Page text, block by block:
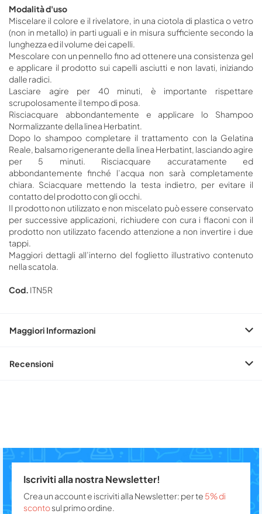
Modalità d'uso
Miscelare il colore e il rivelatore, in una ciotola di plastica o vetro
(non in metallo) in parti uguali e in misura sufficiente secondo la
lunghezza ed il volume dei capelli.
Mescolare con un pennello fino ad ottenere una consistenza gel
e applicare il prodotto sui capelli asciutti e non lavati, iniziando
dalle radici.
Lasciare agire per 40 minuti, è importante rispettare
scrupolosamente il tempo di posa.
Risciacquare abbondantemente e applicare lo Shampoo
Normalizzante della linea Herbatint.
Dopo lo shampoo completare il trattamento con la Gelatina
Reale, balsamo rigenerante della linea Herbatint, lasciando agire
per 5 minuti. Risciacquare accuratamente ed
abbondantemente finché l’acqua non sarà completamente
chiara. Sciacquare mettendo la testa indietro, per evitare il
contatto del prodotto con gli occhi.
Il prodotto non utilizzato e non miscelato può essere conservato
per successive applicazioni, richiudere con cura i flaconi con il
prodotto non utilizzato facendo attenzione a non invertire i due
tappi.
Maggiori dettagli all’interno del foglietto illustrativo contenuto
nella scatola.
Cod. ITN5R
Maggiori Informazioni
Recensioni
Iscriviti alla nostra Newsletter!
Crea un account e iscriviti alla Newsletter: per te 5% di
scontosul primo ordine.